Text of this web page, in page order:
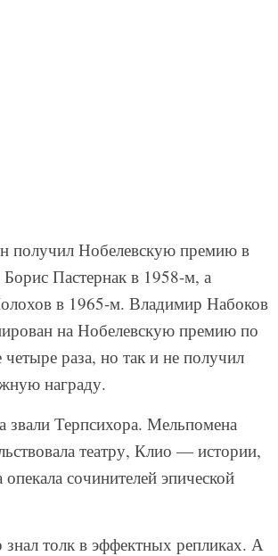
получил Нобелевскую премию в
Пастернак в 1958-м, а
в 1965-м. Владимир Набоков
на Нобелевскую премию по
четыре раза, но так и не получил
награду.
звали Терпсихора. Мельпомена
театру, Клио — истории,
сочинителей эпической
толк в эффектных репликах. А